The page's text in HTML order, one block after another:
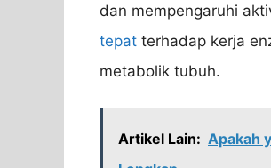
dan mempengaruhi
tepat terhadap kerja
metabolik tubuh.
Artikel Lain: Apakah